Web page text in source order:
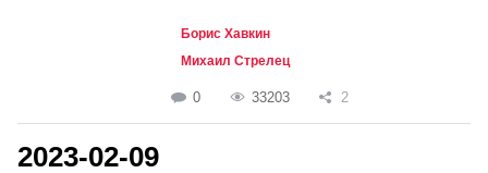
Борис Хавкин
Михаил Стрелец
0 33203 2
2023-02-09